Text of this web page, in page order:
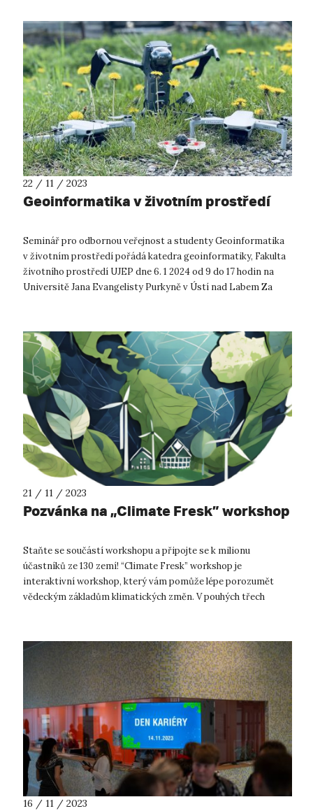
22 / 11 / 2023
Geoinformatika v životním prostředí
Seminář pro odbornou veřejnost a studenty Geoinformatika
v životním prostředí pořádá katedra geoinformatiky, Fakulta
životního prostředí UJEP dne 6. 1 2024 od 9 do 17 hodin na
Universitě Jana Evangelisty Purkyně v Ústí nad Labem Za
21 / 11 / 2023
Pozvánka na „Climate Fresk” workshop
Staňte se součástí workshopu a připojte se k milionu
účastníků ze 130 zemí! “Climate Fresk” workshop je
interaktivní workshop, který vám pomůže lépe porozumět
vědeckým základům klimatických změn. V pouhých třech
16 / 11 / 2023